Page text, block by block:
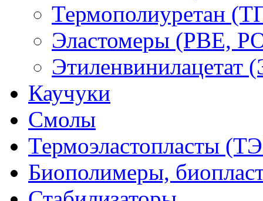
Термополиуретан
Эластомеры (PBE,
Этиленвинилацетат
Каучуки
Смолы
Термоэластопласты
Биополимеры,